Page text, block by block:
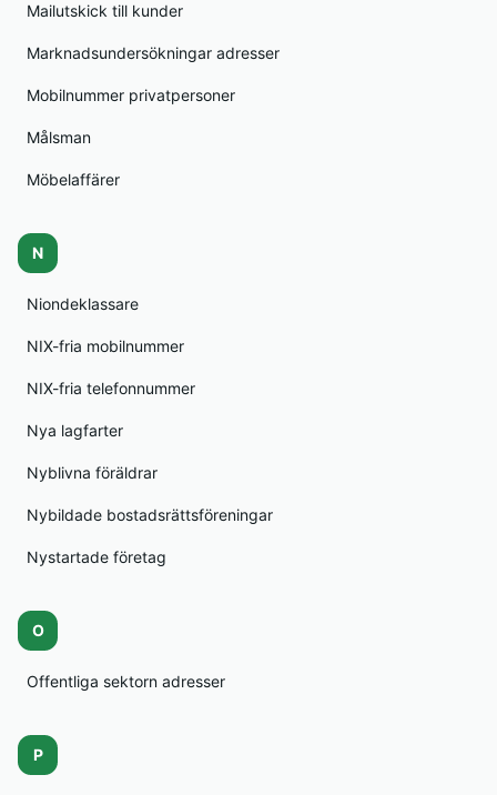
Mailutskick till kunder
Marknadsundersökningar adresser
Mobilnummer privatpersoner
Målsman
Möbelaffärer
N
Niondeklassare
NIX-fria mobilnummer
NIX-fria telefonnummer
Nya lagfarter
Nyblivna föräldrar
Nybildade bostadsrättsföreningar
Nystartade företag
O
Offentliga sektorn adresser
P